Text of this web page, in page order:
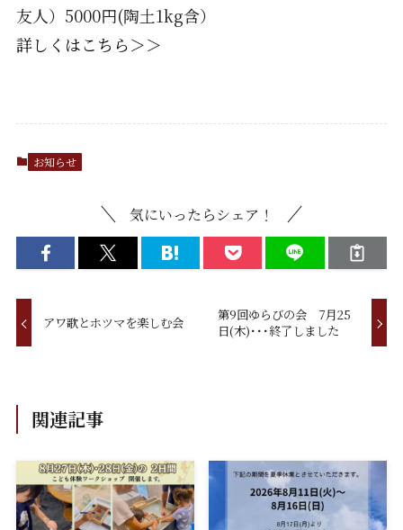
友人）5000円(陶土1kg含）
詳しくはこちら＞＞
お知らせ
気にいったらシェア！
アワ歌とホツマを楽しむ会
第9回ゆらびの会 7月25
日(木)･･･終了しました
関連記事